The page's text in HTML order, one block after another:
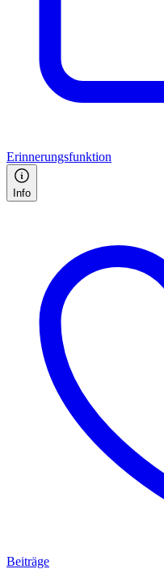
Erinnerungsfunktion
Info
Beiträge